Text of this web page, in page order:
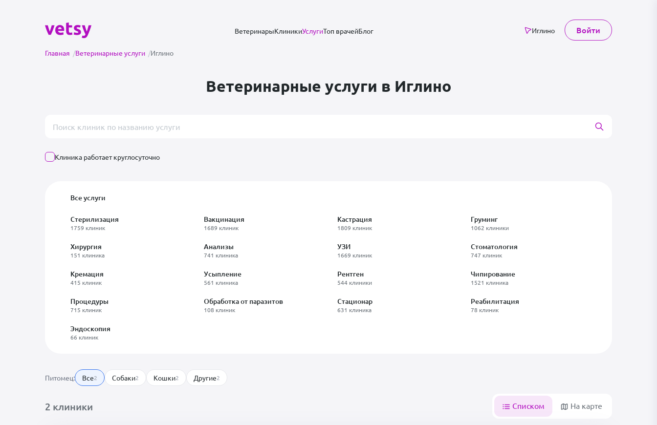
ВетеринарыКлиникиУслугиТоп врачейБлог Иглино Войти
Главная /Ветеринарные услуги /Иглино
Ветеринарные услуги в Иглино
Клиника работает круглосуточно
Все услуги
Стерилизация
1759 клиник
Вакцинация
1689 клиник
Кастрация
1809 клиник
Груминг
1062 клиники
Хирургия
151 клиника
Анализы
741 клиника
УЗИ
1669 клиник
Стоматология
747 клиник
Кремация
415 клиник
Усыпление
561 клиника
Рентген
544 клиники
Чипирование
1521 клиника
Процедуры
715 клиник
Обработка от паразитов
108 клиник
Стационар
631 клиника
Реабилитация
78 клиник
Эндоскопия
66 клиник
Питомец: Все2 Собаки2 Кошки2 Другие2
2 клиники Списком На карте